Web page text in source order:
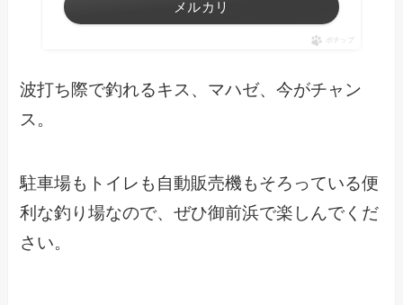
メルカリ
ポチップ
波打ち際で釣れるキス、マハゼ、今がチャン
ス。
駐車場もトイレも自動販売機もそろっている便
利な釣り場なので、ぜひ御前浜で楽しんでくだ
さい。